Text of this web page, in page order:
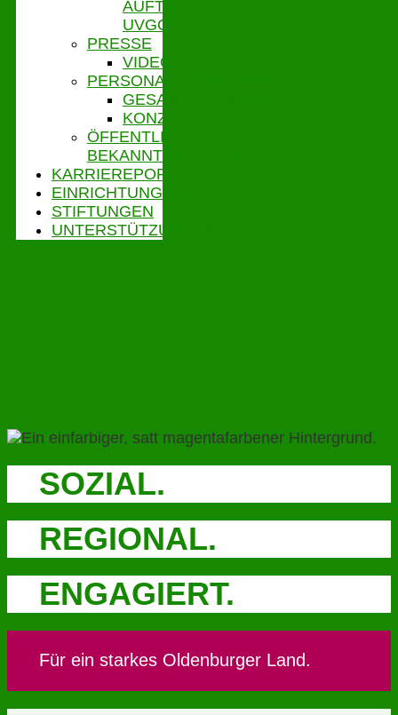
AUFTRÄGE
UVGO
PRESSE
VIDEOS
PERSONALVERTRETUNG
GESAMTPERSONALRAT
KONZERNBETRIEBSRAT
ÖFFENTLICHE
BEKANNTMACHUNGEN
KARRIEREPORTAL
EINRICHTUNGEN
STIFTUNGEN
UNTERSTÜTZUNGSPORTAL
SOZIAL.
REGIONAL.
ENGAGIERT.
Für ein starkes Oldenburger Land.